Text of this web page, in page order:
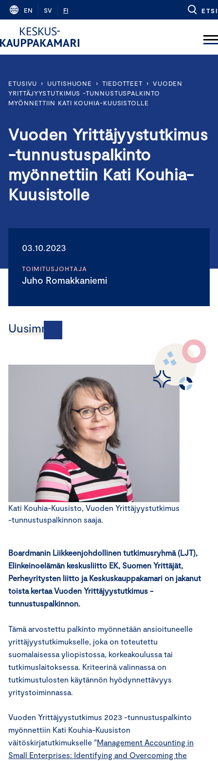
Skip
content
EN SV FI ETSI
ETUSIVU › UUTISHUONE › TIEDOTTEET › VUODEN
YRITTÄJYYSTUTKIMUS -TUNNUSTUSPALKINTO
MYÖNNETTIIN KATI KOUHIA-KUUSISTOLLE
Vuoden Yrittäjyystutkimus
-tunnustuspalkinto
myönnettiin Kati Kouhia-
Kuusistolle
03.10.2023
TOIMITUSJOHTAJA
Juho Romakkaniemi
Uusimmat
Kati Kouhia-Kuusisto, Vuoden Yrittäjyystutkimus
-tunnustuspalkinnon saaja.
Boardmanin Liikkeenjohdollinen tutkimusryhmä (LJT),
Elinkeinoelämän keskusliitto EK, Suomen Yrittäjät,
Perheyritysten liitto ja Keskuskauppakamari on jakanut
toista kertaa Vuoden Yrittäjyystutkimus -
tunnustuspalkinnon.
Tämä arvostettu palkinto myönnetään ansioituneelle
yrittäjyystutkimukselle, joka on toteutettu
suomalaisessa yliopistossa, korkeakoulussa tai
tutkimuslaitoksessa. Kriteerinä valinnassa on
tutkimustulosten käytännön hyödynnettävyys
yritystoiminnassa.
Vuoden Yrittäjyystutkimus 2023 -tunnustuspalkinto
myönnettiin Kati Kouhia-Kuusiston
väitöskirjatutkimukselle ”Management Accounting in
Small Enterprises: Identifying and Overcoming the